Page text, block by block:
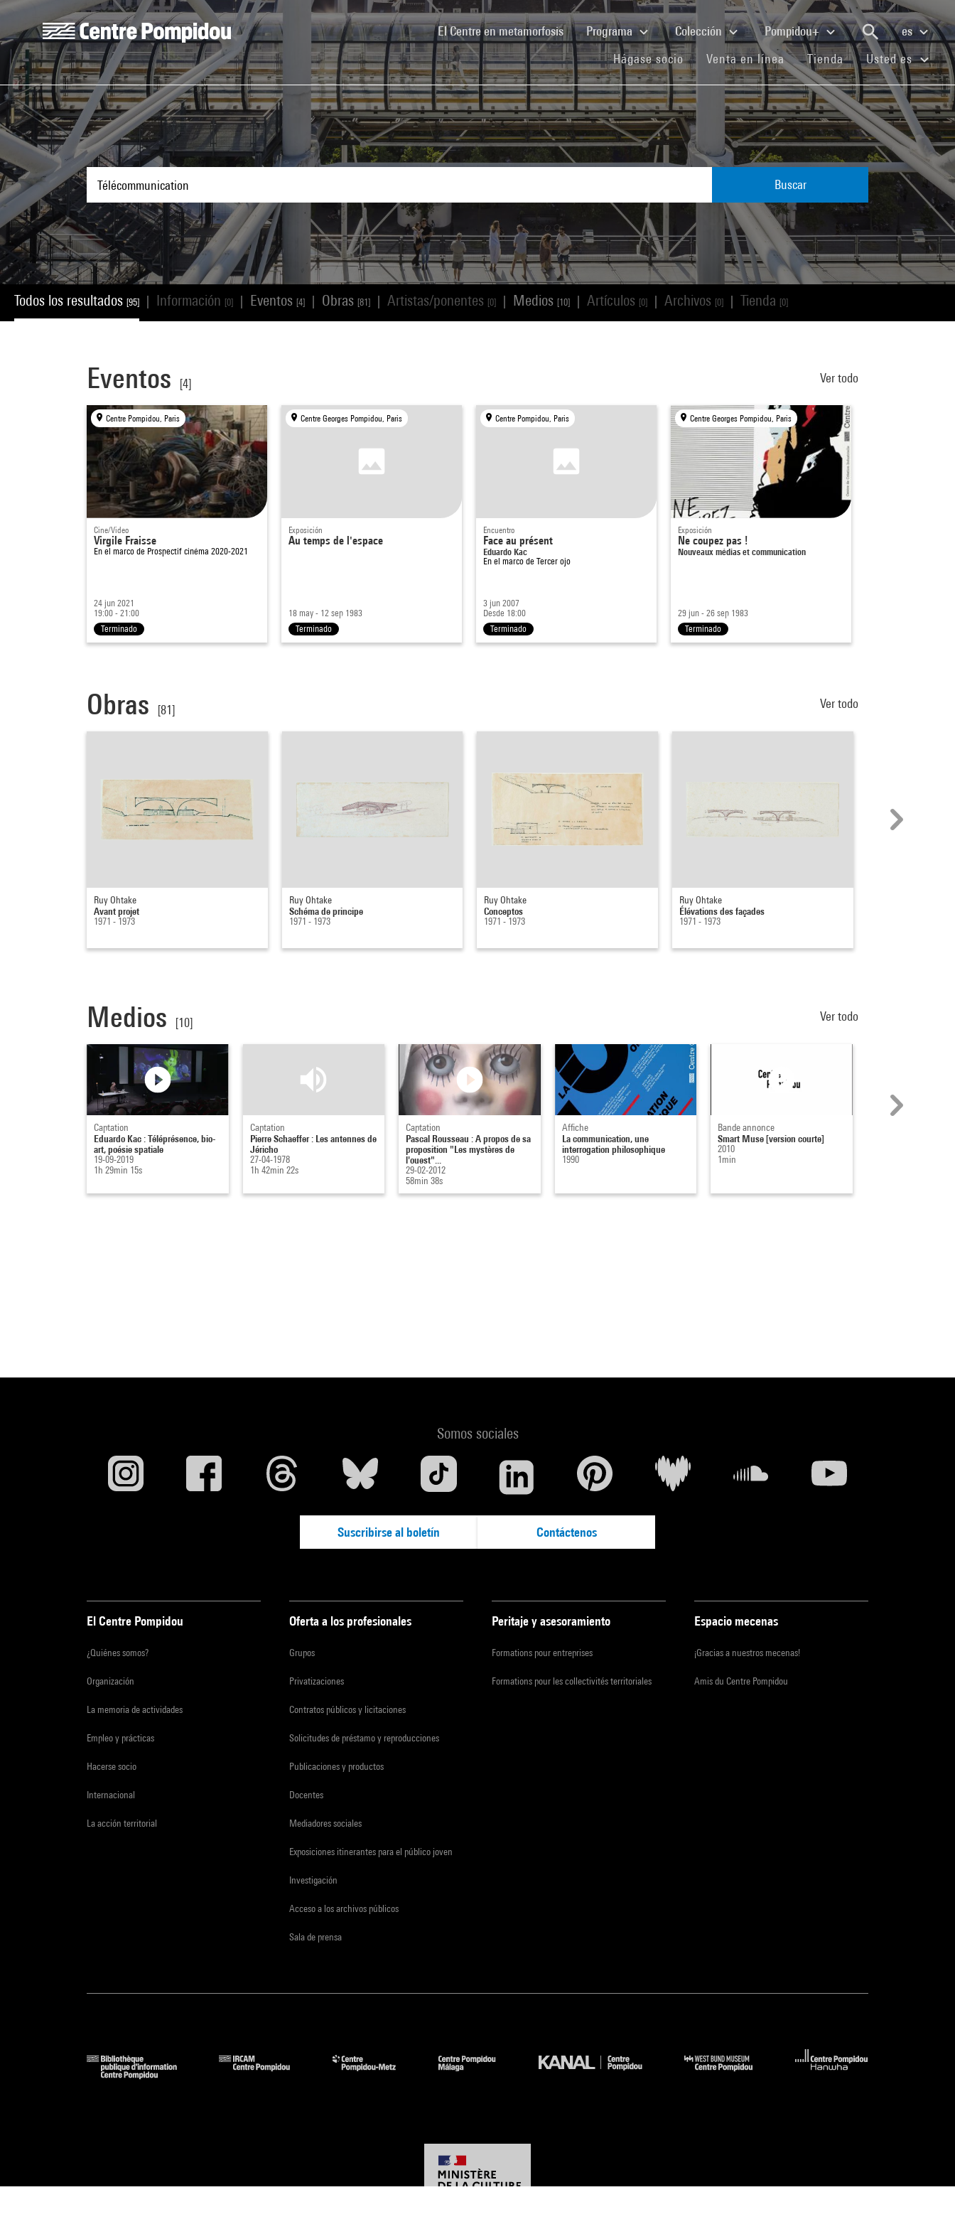
Skip to main content
Centre Pompidou
El Centre en metamorfosis(current)Programa Colección Pompidou+
es
Hágase socio(current)Venta en línea(current)
Tienda(current)Usted es
Buscar
Todos los resultados [95] Información [0] Eventos [4] Obras [81] Artistas/ponentes [0] Medios [10] Artículos [0] Archivos [0] Tienda [0]
Eventos [4] Ver todo
Centre Pompidou, Paris
Cine/Video
Virgile Fraisse
En el marco de Prospectif cinéma 2020-2021
24 jun 2021
19:00 - 21:00
Terminado
Centre Georges Pompidou, Paris
Exposición
Au temps de l'espace
18 may - 12 sep 1983
Terminado
Centre Pompidou, Paris
Encuentro
Face au présent
Eduardo Kac
En el marco de Tercer ojo
3 jun 2007
Desde 18:00
Terminado
Centre Georges Pompidou, Paris
Exposición
Ne coupez pas !
Nouveaux médias et communication
29 jun - 26 sep 1983
Terminado
Obras [81] Ver todo
Ruy Ohtake
Avant projet
1971 - 1973
Ruy Ohtake
Schéma de principe
1971 - 1973
Ruy Ohtake
Conceptos
1971 - 1973
Ruy Ohtake
Élévations des façades
1971 - 1973
Medios [10] Ver todo
Captation
Eduardo Kac : Téléprésence, bio-
art, poésie spatiale
19-09-2019
1h 29min 15s
Captation
Pierre Schaeffer : Les antennes de
Jéricho
27-04-1978
1h 42min 22s
Captation
Pascal Rousseau : A propos de sa
proposition "Les mystères de
l'ouest"...
29-02-2012
58min 38s
Affiche
La communication, une
interrogation philosophique
1990
Bande annonce
Smart Muse [version courte]
2010
1min
Somos sociales
Suscribirse al boletín Contáctenos
El Centre Pompidou
¿Quiénes somos?
Organización
La memoria de actividades
Empleo y prácticas
Hacerse socio
Internacional
La acción territorial
Oferta a los profesionales
Grupos
Privatizaciones
Contratos públicos y licitaciones
Solicitudes de préstamo y reproducciones
Publicaciones y productos
Docentes
Mediadores sociales
Exposiciones itinerantes para el público joven
Investigación
Acceso a los archivos públicos
Sala de prensa
Peritaje y asesoramiento
Formations pour entreprises
Formations pour les collectivités territoriales
Espacio mecenas
¡Gracias a nuestros mecenas!
Amis du Centre Pompidou